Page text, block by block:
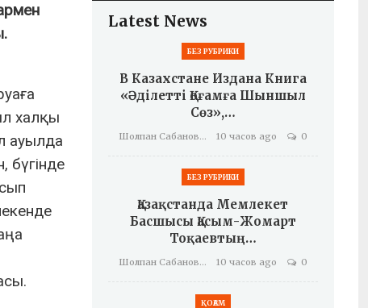
халқы
ауылда
бүгінде
Latest News
БЕЗ РУБРИКИ
В Казахстане Издана Книга
«Әділетті Қоғамға Шыншыл
Сөз»,…
Шолпан Сабанова 10 часов ago 0
БЕЗ РУБРИКИ
Қазақстанда Мемлекет
Басшысы Қасым-Жомарт
Тоқаевтың…
Шолпан Сабанова 10 часов ago 0
ҚОҒАМ